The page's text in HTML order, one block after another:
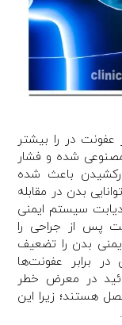
عفونت در را بیشتر
شده و فشار
باعث شده
بدن در مقابله
سیستم ایمنی
پس از جراحی را
بدن را تضعیف
برابر عفونت‌ها
در معرض خطر
هستند؛ زیرا این